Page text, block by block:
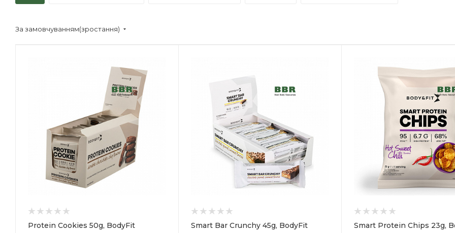
За замовчуванням(зростання)
Protein Cookies 50g, BodyFit Smart Bar Crunchy 45g, BodyFit Smart Protein Chips 23g,